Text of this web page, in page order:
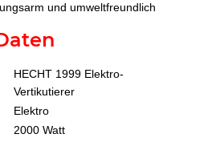
und umweltfreundlich
HECHT 1999 Elektro-
Vertikutierer
Elektro
2000 Watt